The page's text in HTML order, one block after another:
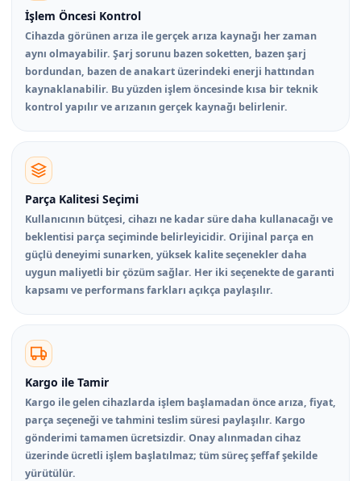
İşlem Öncesi Kontrol
Cihazda görünen arıza ile gerçek arıza kaynağı her zaman
aynı olmayabilir. Şarj sorunu bazen soketten, bazen şarj
bordundan, bazen de anakart üzerindeki enerji hattından
kaynaklanabilir. Bu yüzden işlem öncesinde kısa bir teknik
kontrol yapılır ve arızanın gerçek kaynağı belirlenir.
Parça Kalitesi Seçimi
Kullanıcının bütçesi, cihazı ne kadar süre daha kullanacağı ve
beklentisi parça seçiminde belirleyicidir. Orijinal parça en
güçlü deneyimi sunarken, yüksek kalite seçenekler daha
uygun maliyetli bir çözüm sağlar. Her iki seçenekte de garanti
kapsamı ve performans farkları açıkça paylaşılır.
Kargo ile Tamir
Kargo ile gelen cihazlarda işlem başlamadan önce arıza, fiyat,
parça seçeneği ve tahmini teslim süresi paylaşılır. Kargo
gönderimi tamamen ücretsizdir. Onay alınmadan cihaz
üzerinde ücretli işlem başlatılmaz; tüm süreç şeffaf şekilde
yürütülür.